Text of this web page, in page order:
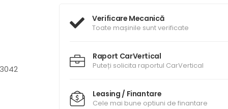
Verificare Mecanică
Toate mașinile sunt verificate
Raport CarVertical
Puteți solicita raportul CarVertical
Leasing / Finantare
Cele mai bune optiuni de finantare